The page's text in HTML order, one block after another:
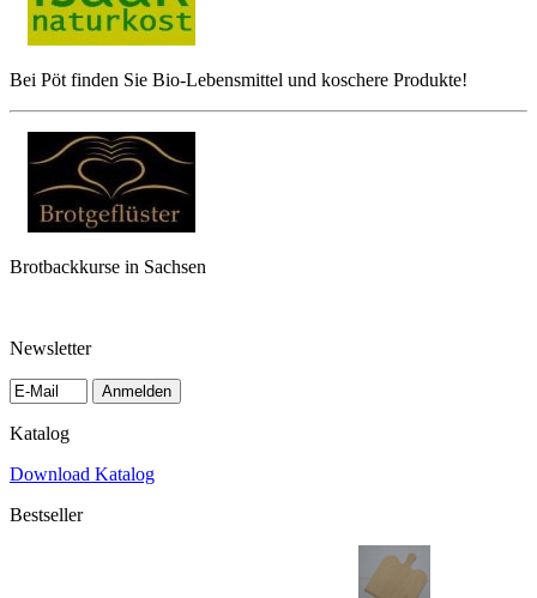
Bei Pöt finden Sie Bio-Lebensmittel und koschere Produkte!
Brotbackkurse in Sachsen
Newsletter
Anmelden
Katalog
Download Katalog
Bestseller